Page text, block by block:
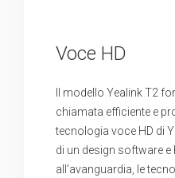
Voce HD
Il modello Yealink T2
chiamata efficiente e
tecnologia voce HD di
di un design software e
all’avanguardia, le